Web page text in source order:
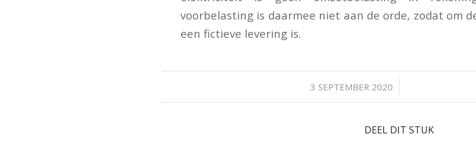
voorbelasting is daarmee niet aan de orde, zodat om
een fictieve levering is.
3 SEPTEMBER 2020
/
DEEL DIT STUK